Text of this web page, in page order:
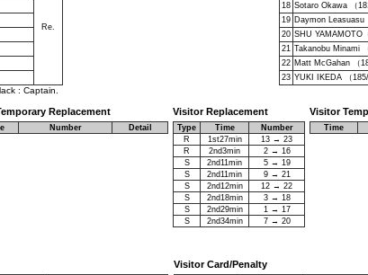
Re.
: Captain.
18 Sotaro Okawa （
19 Daymon Leasuasu
20 SHU YAMAMOTO
21 Takanobu Minami
22 Matt McGahan （
23 YUKI IKEDA （185/
Replacement
Number Detail
Visitor Replacement
Type Time
Number
R
1st27min
13 → 23
R
2nd3min
2 → 16
S
2nd11min
5 → 19
S
2nd11min
9 → 21
S
2nd12min
12 → 22
S
2nd18min
3 → 18
S
2nd29min
1 → 17
S
2nd34min 7 → 20
Visitor
Time
Visitor Card/Penalty